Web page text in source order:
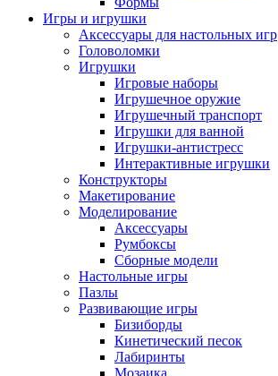
Игры и игрушки
Аксессуары для настольных игр
Головоломки
Игрушки
Игровые наборы
Игрушечное оружие
Игрушечный транспорт
Игрушки для ванной
Игрушки-антистресс
Интерактивные игрушки
Конструкторы
Макетирование
Моделирование
Аксессуары
Румбоксы
Сборные модели
Настольные игры
Пазлы
Развивающие игры
Бизиборды
Кинетический песок
Лабиринты
Мозаика